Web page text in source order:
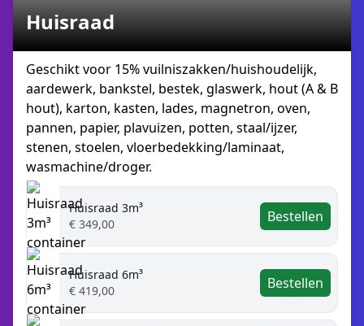
Huisraad
Geschikt voor 15% vuilniszakken/huishoudelijk,
aardewerk, bankstel, bestek, glaswerk, hout (A & B
hout), karton, kasten, lades, magnetron, oven,
pannen, papier, plavuizen, potten, staal/ijzer,
stenen, stoelen, vloerbedekking/laminaat,
wasmachine/droger.
Huisraad 3m³
€ 349,00
Bestellen
Huisraad 6m³
€ 419,00
Bestellen